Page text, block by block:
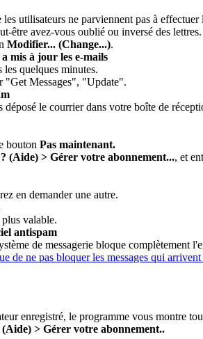
utilisateurs ne parviennent pas à
être avez-vous oublié ou inversé des lettres.
Modifier... (Change...).
mis à jour les e-mails
les quelques minutes.
"Get Messages", "Update".
le courrier dans votre boîte de
bouton Pas maintenant.
? (Aide) > Gérer votre abonnement..., et
en demander une autre.
valable.
antispam
de messagerie bloque complètement
de ne pas bloquer les messages qui
enregistré, le programme vous montre
(Aide) > Gérer votre abonnement..